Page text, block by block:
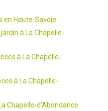
en Haute-Savoie
à La Chapelle-
à La Chapelle-
à La Chapelle-
Chapelle-d'Abondance